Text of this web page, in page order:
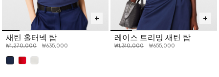
새틴 홀터넥 탑
인하 전 가격:
₩1,270,000인하된 가격:
₩635,000
레이스 트리밍 새틴 탑
인하 전 가격:
₩1,310,000인하된 가격:
₩655,000